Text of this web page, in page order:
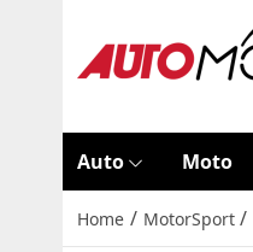
Auto Moto
Home / MotorSport /